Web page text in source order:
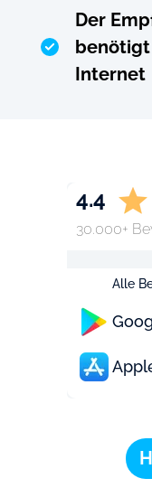
Der
benötigt
Internet
Alle
4.4
30.000+